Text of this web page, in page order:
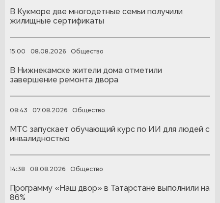
В Кукморе две многодетные семьи получили
жилищные сертификаты
15:00 08.08.2026 Общество
В Нижнекамске жители дома отметили
завершение ремонта двора
08:43 07.08.2026 Общество
МТС запускает обучающий курс по ИИ для людей с
инвалидностью
14:38 08.08.2026 Общество
Программу «Наш двор» в Татарстане выполнили на
86%